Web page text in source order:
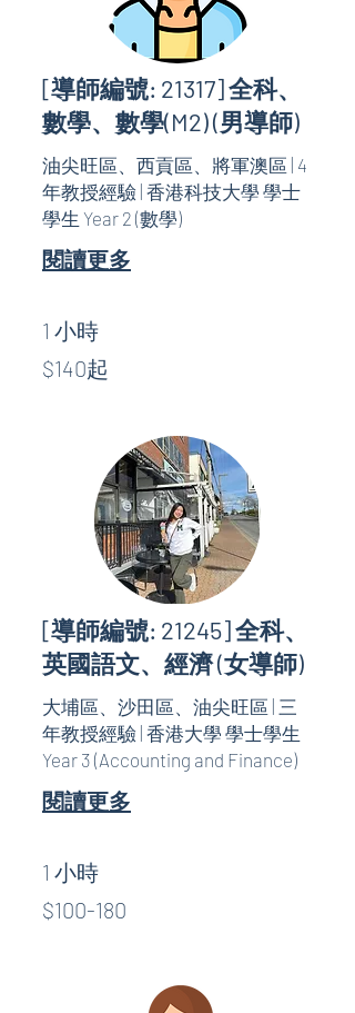
[導師編號: 21317] 全科、
數學、數學(M2) (男導師)
油尖旺區、西貢區、將軍澳區 | 4
年教授經驗 | 香港科技大學 學士
學生 Year 2 (數學)
閱讀更多
1 小時
起
$140起
[導師編號: 21245] 全科、
英國語文、經濟 (女導師)
大埔區、沙田區、油尖旺區 | 三
年教授經驗 | 香港大學 學士學生
Year 3 (Accounting and Finance)
閱讀更多
1 小時
180
$100-180